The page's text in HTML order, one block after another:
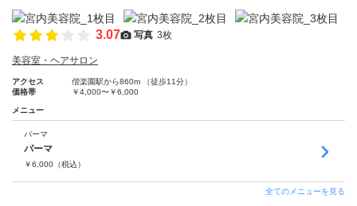
3.07 写真 3枚
美容室・ヘアサロン
アクセス
偕楽園駅から860m （徒歩11分）
価格帯
￥4,000〜￥6,000
メニュー
パーマ
パーマ
￥6,000 （税込）
全てのメニューを見る